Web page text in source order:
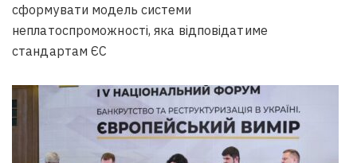
сформувати модель системи
неплатоспроможності, яка відповідатиме
стандартам ЄС